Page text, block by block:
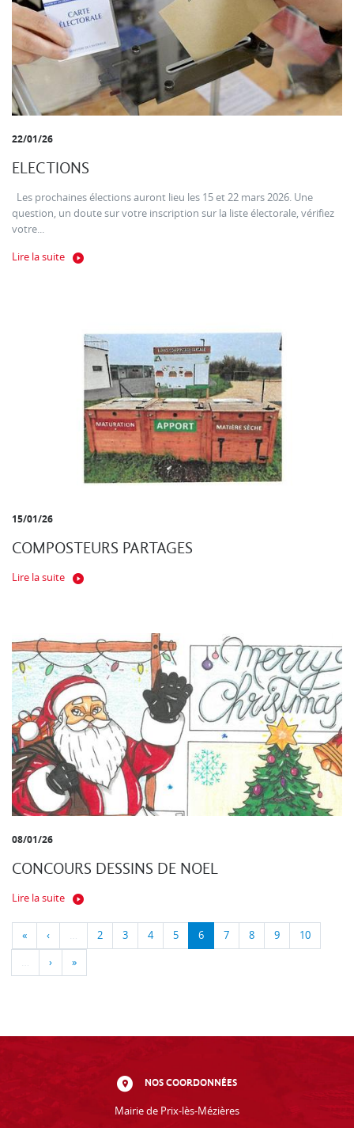
22/01/26
ELECTIONS
Les prochaines élections auront lieu les 15 et 22 mars 2026. Une
question, un doute sur votre inscription sur la liste électorale, vérifiez
votre...
Lire la suite
15/01/26
COMPOSTEURS PARTAGES
Lire la suite
08/01/26
CONCOURS DESSINS DE NOEL
Lire la suite
« ‹ … 2 3 4 5 6 7 8 9 10
… › »
NOS COORDONNÉES
Mairie de Prix-lès-Mézières